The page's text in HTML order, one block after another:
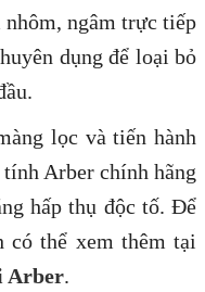
ngâm trực tiếp
dụng để loại bỏ
lọc và tiến hành
Arber chính hãng
hấp thụ độc tố. Để
có thể xem thêm tại
Arber.